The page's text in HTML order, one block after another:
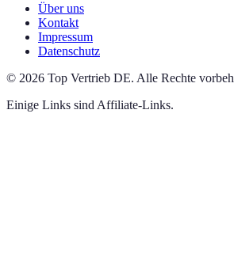
Über uns
Kontakt
Impressum
Datenschutz
© 2026 Top Vertrieb DE. Alle Rechte
Einige Links sind Affiliate-Links.